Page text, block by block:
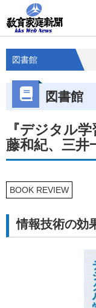
図書館
図書館
『デジタル
藤和紀、三井
BOOK REVIEW
情報技術の効